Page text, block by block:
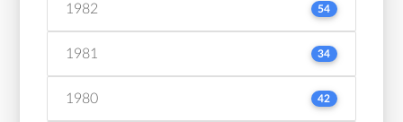
1982 54
1981 34
1980 42